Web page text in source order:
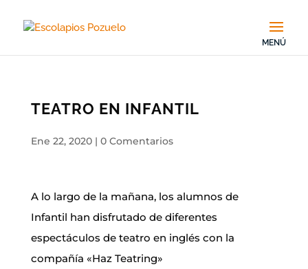
TEATRO EN INFANTIL
Ene 22, 2020| 0 Comentarios
A lo largo de la mañana, los alumnos de
Infantil han disfrutado de diferentes
espectáculos de teatro en inglés con la
compañía «Haz Teatring»